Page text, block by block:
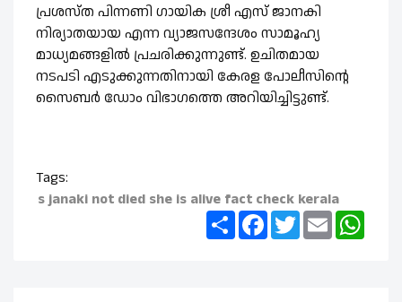
പ്രശസ്ത പിന്നണി ഗായിക ശ്രീ എസ് ജാനകി
നിര്യാതയായ എന്ന വ്യാജസന്ദേശം സാമൂഹ്യ
മാധ്യമങ്ങളില്‍ പ്രചരിക്കുന്നുണ്ട്. ഉചിതമായ
നടപടി എടുക്കുന്നതിനായി കേരള പോലീസിന്റെ
സൈബര്‍ ഡോം വിഭാഗത്തെ അറിയിച്ചിട്ടുണ്ട്.
Tags:
s janaki not died she is alive fact check kerala
ShareFacebookTwitterEmail